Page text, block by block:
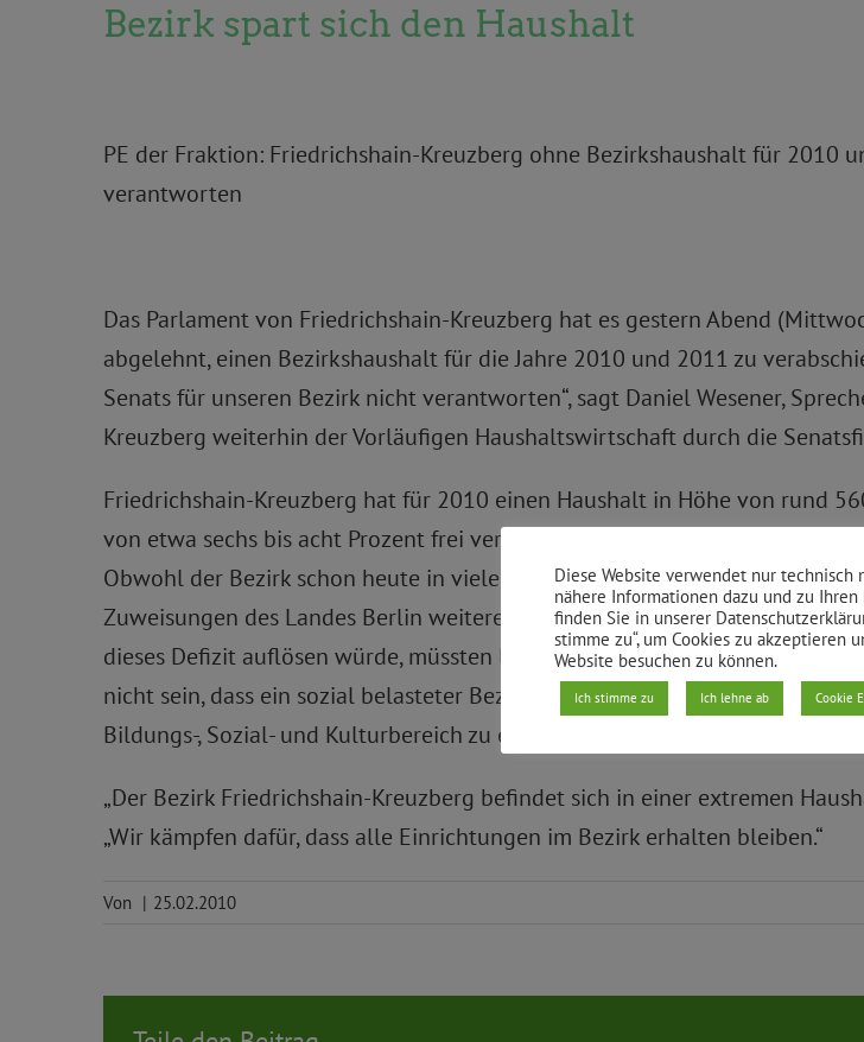
Bezirk spart sich den Haushalt
PE der Fraktion: Friedrichshain-Kreuzberg ohne Bezirkshaushalt für 2010
verantworten
Das Parlament von Friedrichshain-Kreuzberg hat es gestern Abend
abgelehnt, einen Bezirkshaushalt für die Jahre 2010 und 2011 zu
Senats für unseren Bezirk nicht verantworten“, sagt Daniel Wesener,
Kreuzberg weiterhin der Vorläufigen Haushaltswirtschaft durch die
Friedrichshain-Kreuzberg hat für 2010 einen Haushalt in Höhe von rund
von etwa sechs bis acht Prozent frei verfügen; der Rest sind
Obwohl der Bezirk schon heute in vielen Bereichen Einsparungen
Zuweisungen des Landes Berlin weitere Kürzungen in Höhe von rund
dieses Defizit auflösen würde, müssten leider auch Einrichtungen wie
nicht sein, dass ein sozial belasteter Bezirk wie Friedrichshain-Kreuzberg
Bildungs-, Sozial- und Kulturbereich zu erbringen.“
„Der Bezirk Friedrichshain-Kreuzberg befindet sich in einer extremen
„Wir kämpfen dafür, dass alle Einrichtungen im Bezirk erhalten bleiben.“
Von | 25.02.2010
Diese Website verwendet nur technisch
nähere Informationen dazu und zu Ihren
finden Sie in unserer
stimme zu“, um Cookies zu akzeptieren
Website besuchen zu können.
Ich stimme zu Ich lehne ab Cookie